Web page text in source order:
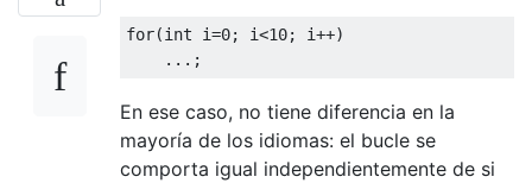
for(int i=0; i<10; i++)
En ese caso, no tiene diferencia en la
mayoría de los idiomas: el bucle se
comporta igual independientemente de si